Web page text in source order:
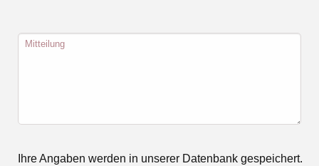
Mitteilung
Ihre Angaben werden in unserer Datenbank gespeichert.